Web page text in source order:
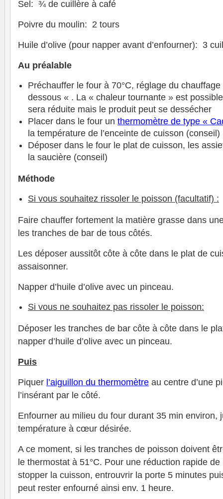
Sel: ¾ de cuillère à café
Poivre du moulin: 2 tours
Huile d’olive (pour napper avant d’enfourner): 3
Au préalable
Préchauffer le four à 70°C, réglage du
dessous « . La « chaleur tournante » est
sera réduite mais le produit peut se dessécher
Placer dans le four un thermomètre de type «
la température de l’enceinte de cuisson (conseil)
Déposer dans le four le plat de cuisson, les
la saucière (conseil)
Méthode
Si vous souhaitez rissoler le poisson (facultatif) :
Faire chauffer fortement la matière grasse dans
les tranches de bar de tous côtés.
Les déposer aussitôt côte à côte dans le plat de
assaisonner.
Napper d’huile d’olive avec un pinceau.
Si vous ne souhaitez pas rissoler le poisson:
Déposer les tranches de bar côte à côte dans le
napper d’huile d’olive avec un pinceau.
Puis
Piquer l’aiguillon du thermomètre au centre d’une
l’insérant par le côté.
Enfourner au milieu du four durant 35 min environ,
température à cœur désirée.
A ce moment, si les tranches de poisson doivent
le thermostat à 51°C. Pour une réduction rapide
stopper la cuisson, entrouvrir la porte 5 minutes
peut rester enfourné ainsi env. 1 heure.